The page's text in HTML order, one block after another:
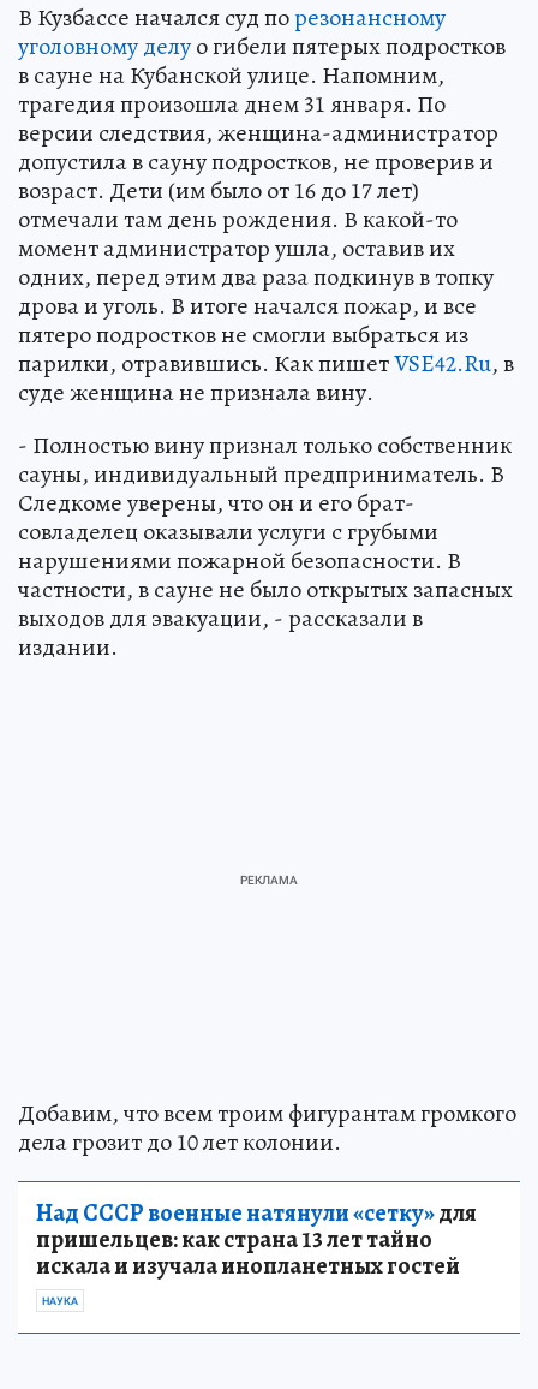
В Кузбассе начался суд порезонансному
уголовному делуо гибели пятерых подростков
в сауне на Кубанской улице. Напомним,
трагедия произошла днем 31 января. По
версии следствия, женщина-администратор
допустила в сауну подростков, не проверив и
возраст. Дети (им было от 16 до 17 лет)
отмечали там день рождения. В какой-то
момент администратор ушла, оставив их
одних, перед этим два раза подкинув в топку
дрова и уголь. В итоге начался пожар, и все
пятеро подростков не смогли выбраться из
парилки, отравившись. Как пишетVSE42.Ru, в
суде женщина не признала вину.
- Полностью вину признал только собственник
сауны, индивидуальный предприниматель. В
Следкоме уверены, что он и его брат-
совладелец оказывали услуги с грубыми
нарушениями пожарной безопасности. В
частности, в сауне не было открытых запасных
выходов для эвакуации, - рассказали в
издании.
Добавим, что всем троим фигурантам громкого
дела грозит до 10 лет колонии.
Над СССР военные натянули «сетку»для
пришельцев: как страна 13 лет тайно
искала и изучала инопланетных гостей
НАУКА